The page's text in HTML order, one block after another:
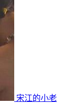
宋江的小老